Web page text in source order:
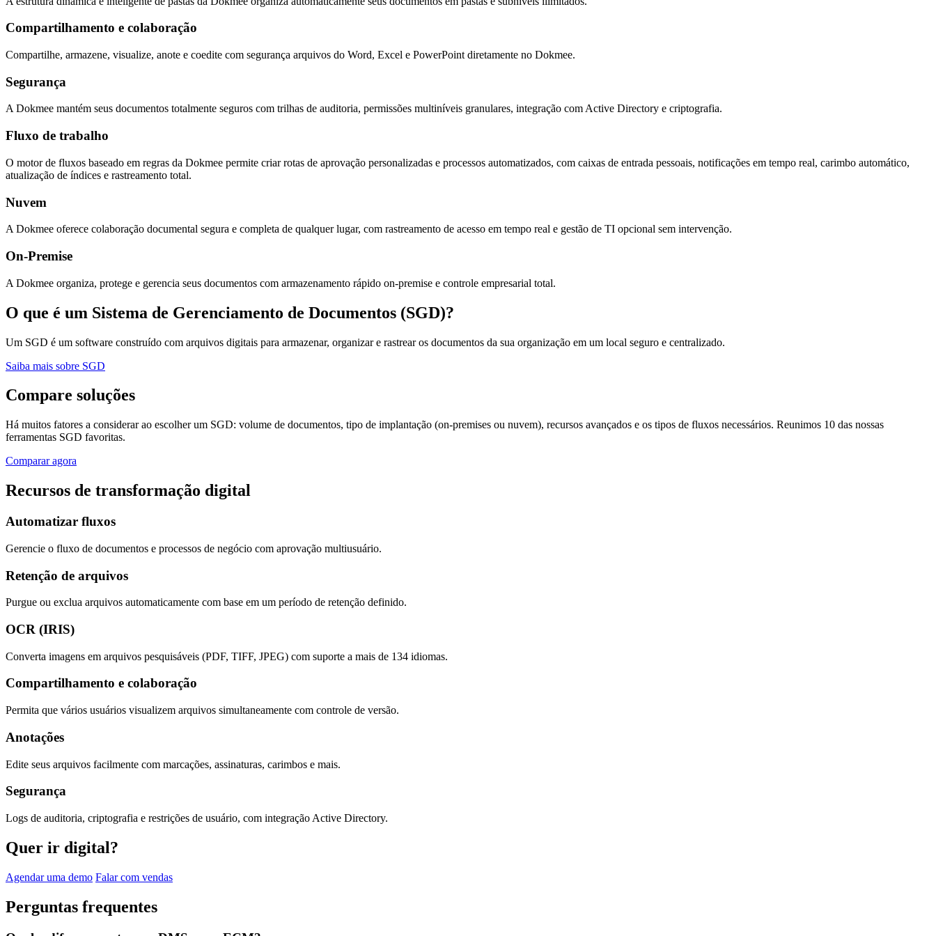
Compartilhamento e colaboração
Compartilhe, armazene, visualize, anote e coedite com segurança arquivos do Word, Excel e PowerPoint diretamente no Dokmee.
Segurança
A Dokmee mantém seus documentos totalmente seguros com trilhas de auditoria, permissões multiníveis granulares, integração com Active Directory e criptografia.
Fluxo de trabalho
O motor de fluxos baseado em regras da Dokmee permite criar rotas de aprovação personalizadas e processos automatizados, com caixas de entrada pessoais, notificações em tempo real, carimbo automático,
atualização de índices e rastreamento total.
Nuvem
A Dokmee oferece colaboração documental segura e completa de qualquer lugar, com rastreamento de acesso em tempo real e gestão de TI opcional sem intervenção.
On-Premise
A Dokmee organiza, protege e gerencia seus documentos com armazenamento rápido on-premise e controle empresarial total.
O que é um Sistema de Gerenciamento de Documentos (SGD)?
Um SGD é um software construído com arquivos digitais para armazenar, organizar e rastrear os documentos da sua organização em um local seguro e centralizado.
Saiba mais sobre SGD
Compare soluções
Há muitos fatores a considerar ao escolher um SGD: volume de documentos, tipo de implantação (on-premises ou nuvem), recursos avançados e os tipos de fluxos necessários. Reunimos 10 das nossas
ferramentas SGD favoritas.
Comparar agora
Recursos de transformação digital
Automatizar fluxos
Gerencie o fluxo de documentos e processos de negócio com aprovação multiusuário.
Retenção de arquivos
Purgue ou exclua arquivos automaticamente com base em um período de retenção definido.
OCR (IRIS)
Converta imagens em arquivos pesquisáveis (PDF, TIFF, JPEG) com suporte a mais de 134 idiomas.
Compartilhamento e colaboração
Permita que vários usuários visualizem arquivos simultaneamente com controle de versão.
Anotações
Edite seus arquivos facilmente com marcações, assinaturas, carimbos e mais.
Segurança
Logs de auditoria, criptografia e restrições de usuário, com integração Active Directory.
Quer ir digital?
Agendar uma demo Falar com vendas
Perguntas frequentes